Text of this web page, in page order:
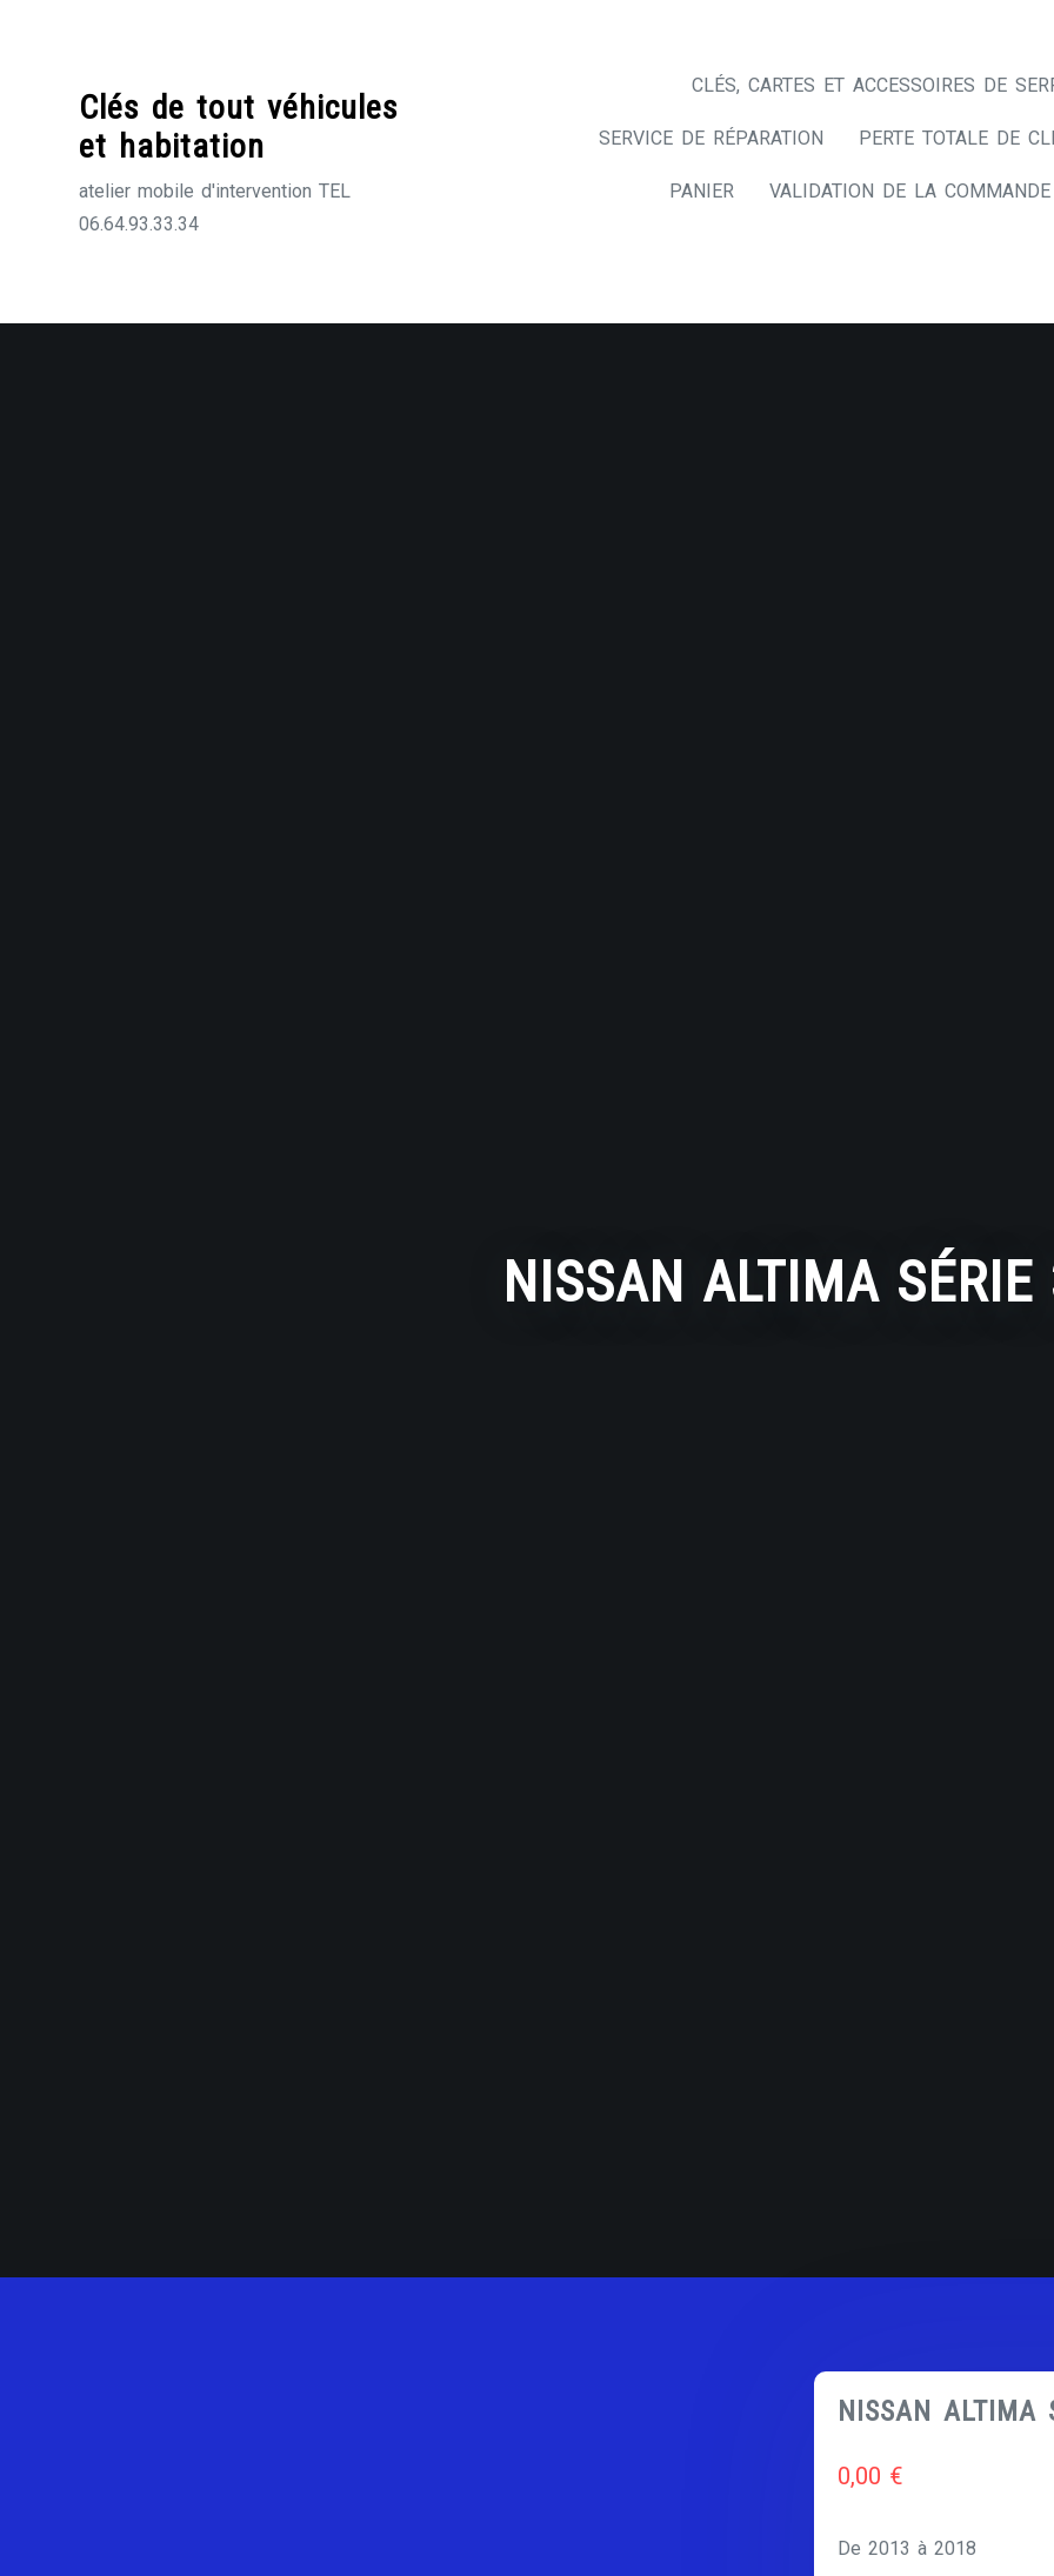
Clés de tout véhicules
et habitation
atelier mobile d'intervention TEL
06.64.93.33.34
CLÉS, CARTES ET ACCESSOIRES DE
SERVICE DE RÉPARATION PERTE TOTALE DE
PANIER VALIDATION DE LA COMMANDE
NISSAN ALTIMA SÉRIE
NISSAN ALTIMA
0,00 €
De 2013 à 2018